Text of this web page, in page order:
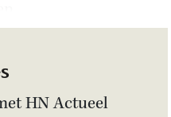
HN Actueel